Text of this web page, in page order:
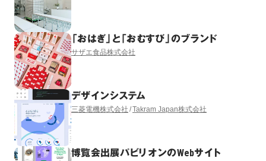
「おはぎ」と「おむすび」のブランド
サザエ食品株式会社
デザインシステム
三菱電機株式会社 Takram Japan株式会社
博覧会出展パビリオンのWebサイト